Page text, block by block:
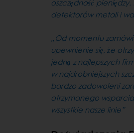
oszczędność
detektorów metali i
„Od momentu
upewnienie się, że
jedną z najlepszych
w najdrobniejszych
bardzo zadowoleni
otrzymanego
wszystkie nasze linie”